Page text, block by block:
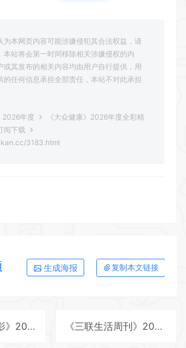
为本网页内容可能涉嫌侵犯其合法权益，请
本站将会第一时间移除相关涉嫌侵权的内
或其发布的相关内容均由用户自行提供，用
的任何信息承担全部责任，本站不对此承担
2026年度
《大众健康》2026年度全彩精
阅下载
3183.html
生成海报 复制本文链接
杂志合集订阅下载 《三联生活周刊》2025年度全彩精校PDF杂志合集订阅下载